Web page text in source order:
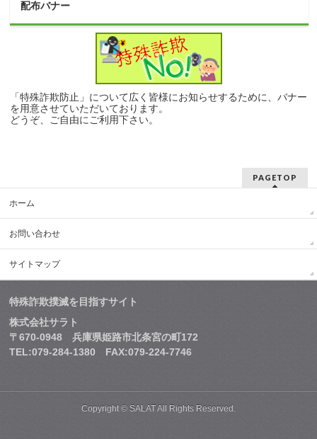
配布バナー
「特殊詐欺防止」について広く皆様にお知らせするために、バナー
を用意させていただいております。
どうぞ、ご自由にご利用下さい。
PAGETOP
ホーム
お問い合わせ
サイトマップ
特殊詐欺撲滅を目指すサイト
株式会社サラト
〒670-0948 兵庫県姫路市北条宮の町172
TEL:079-284-1380 FAX:079-224-7746
Copyright © SALAT All Rights Reserved.